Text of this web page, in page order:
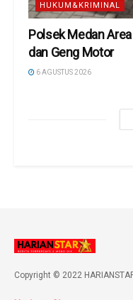
HUKUM&KRIMINAL
Polsek Medan
dan Geng Motor
6 AGUSTUS 2026
Copyright © 2022